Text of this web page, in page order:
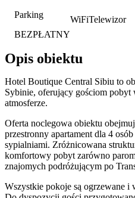
Parking
BEZPŁATNY
WiFiTelewizor
Opis obiektu
Hotel Boutique Central Sibiu to
Sybinie, oferujący gościom
atmosferze.
Oferta noclegowa obiektu
przestronny apartament dla 4
sypialniami. Zróżnicowana
komfortowy pobyt zarówno
znajomych podróżującym po
Wszystkie pokoje są ogrzewane